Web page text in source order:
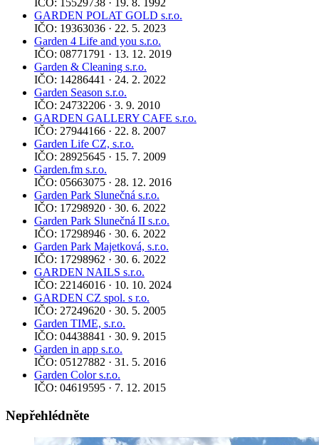
IČO: 15529738 · 19. 8. 1992
GARDEN POLAT GOLD s.r.o.
IČO: 19363036 · 22. 5. 2023
Garden 4 Life and you s.r.o.
IČO: 08771791 · 13. 12. 2019
Garden & Cleaning s.r.o.
IČO: 14286441 · 24. 2. 2022
Garden Season s.r.o.
IČO: 24732206 · 3. 9. 2010
GARDEN GALLERY CAFE s.r.o.
IČO: 27944166 · 22. 8. 2007
Garden Life CZ, s.r.o.
IČO: 28925645 · 15. 7. 2009
Garden.fm s.r.o.
IČO: 05663075 · 28. 12. 2016
Garden Park Slunečná s.r.o.
IČO: 17298920 · 30. 6. 2022
Garden Park Slunečná II s.r.o.
IČO: 17298946 · 30. 6. 2022
Garden Park Majetková, s.r.o.
IČO: 17298962 · 30. 6. 2022
GARDEN NAILS s.r.o.
IČO: 22146016 · 10. 10. 2024
GARDEN CZ spol. s r.o.
IČO: 27249620 · 30. 5. 2005
Garden TIME, s.r.o.
IČO: 04438841 · 30. 9. 2015
Garden in app s.r.o.
IČO: 05127882 · 31. 5. 2016
Garden Color s.r.o.
IČO: 04619595 · 7. 12. 2015
Nepřehlédněte